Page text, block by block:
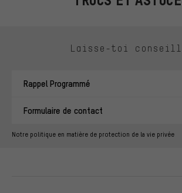
Laisse-toi
Rappel Programmé
Formulaire de contact
Notre politique en matière de protection de la vie privée